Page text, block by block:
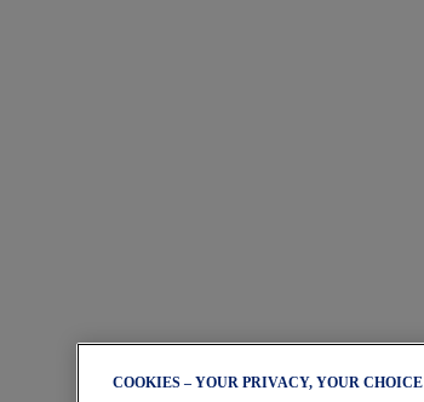
COOKIES – YOUR PRIVACY, YOUR CHOICE